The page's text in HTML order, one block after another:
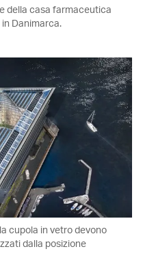
della casa farmaceutica
Danimarca.
cupola in vetro devono
dalla posizione